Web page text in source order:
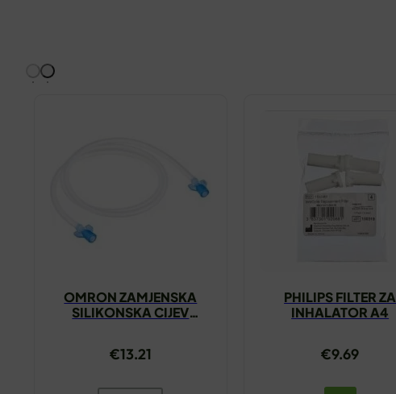
OMRON ZAMJENSKA
SILIKONSKA CIJEV
€13.21
PHILIPS FILTER ZA
INHALATOR A4
€9.69